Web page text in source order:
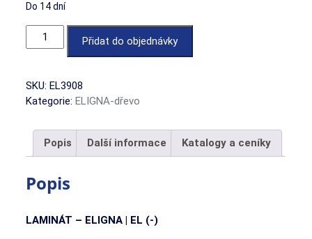
Do 14 dní
Dub venice přírodní množství
Přidat do objednávky
SKU:EL3908
Kategorie:ELIGNA-dřevo
Popis Další informace Katalogy a ceníky
Popis
LAMINÁT – ELIGNA | EL (-)